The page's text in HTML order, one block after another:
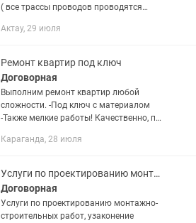
( все трассы проводов проводятся
крепление проводов на потолке только
Актау, 29 июля
Ремонт квартир под ключ
Договорная
Выполним ремонт квартир любой
сложности. -Под ключ с материалом
-Также мелкие работы! Качественно, по
Выравнивание пола 2. Возведение стен
Караганда, 28 июля
Услуги по проектированию монт.-стр. работ и узаконение. Газ, вода и электр
Договорная
Услуги по проектированию монтажно-
строительных работ, узаконение